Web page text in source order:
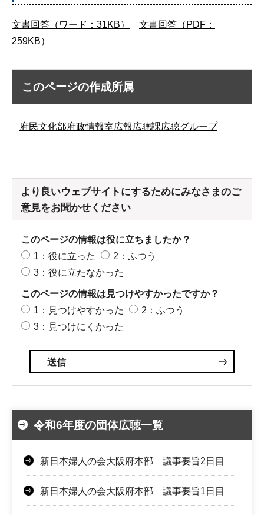
文書回答（ワード：31KB）
文書回答（PDF：
259KB）
このページの作成所属
府民文化部府政情報室広報広聴課広聴グループ
より良いウェブサイトにするためにみなさまのご
意見をお聞かせください
このページの情報は役に立ちましたか？
1：役に立った
2：ふつう
3：役に立たなかった
このページの情報は見つけやすかったですか？
1：見つけやすかった
2：ふつう
3：見つけにくかった
令和6年度の団体広聴一覧
新日本婦人の会大阪府本部 議事要旨2日目
新日本婦人の会大阪府本部 議事要旨1日目